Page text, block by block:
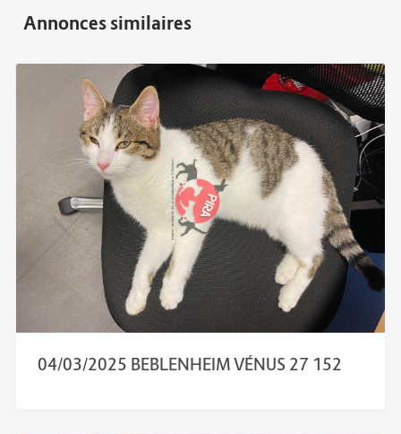
04/03/2025 BEBLENHEIM VÉNUS 27 152